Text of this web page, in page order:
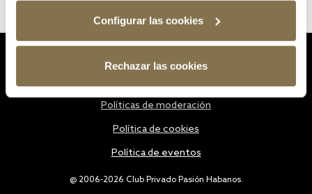
Configurar las cookies
Rechazar las cookies
@ 2006-2026 Club Privado Pasión Habanos.
Políticas de moderación
Política de cookies
Política de eventos